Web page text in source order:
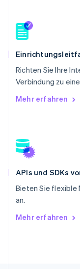
Richten Sie Ihre
Verbindung zu
Mehr erfahren
APIs und SDKs
Bieten Sie flexible
an.
Mehr erfahren
Schweden
Svenska
Singapur
English简体中文
Slowakei
Slowenien
Spanien
Thailand
Tschechische
English